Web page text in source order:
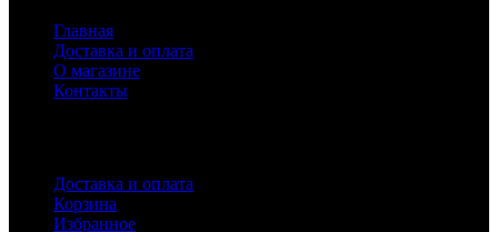
Главная
Доставка и оплата
О магазине
Контакты
Доставка и оплата
Корзина
Избранное